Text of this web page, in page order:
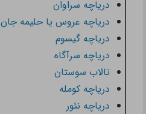
دریاچه سراوان
دریاچه عروس یا حلیمه جان
دریاچه گیسوم
دریاچه سرآگاه
تالاب سوستان
دریاچه کومله
دریاچه نئور